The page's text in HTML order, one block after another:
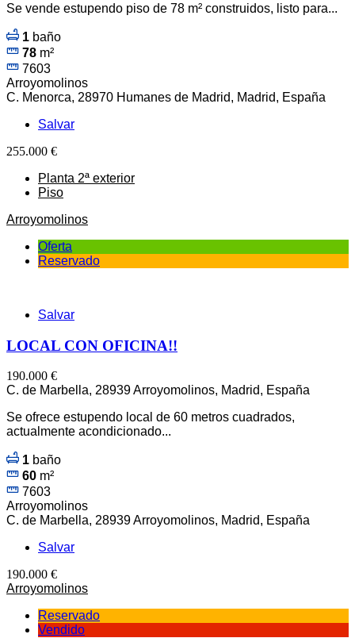
Se vende estupendo piso de 78 m² construidos, listo para...
1 baño
78 m²
7603
Arroyomolinos
C. Menorca, 28970 Humanes de Madrid, Madrid, España
Salvar
255.000 €
Planta 2ª exterior
Piso
Arroyomolinos
Oferta
Reservado
Salvar
LOCAL CON OFICINA!!
190.000 €
C. de Marbella, 28939 Arroyomolinos, Madrid, España
Se ofrece estupendo local de 60 metros cuadrados,
actualmente acondicionado...
1 baño
60 m²
7603
Arroyomolinos
C. de Marbella, 28939 Arroyomolinos, Madrid, España
Salvar
190.000 €
Arroyomolinos
Reservado
Vendido